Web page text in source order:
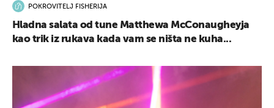
POKROVITELJ FISHERIJA
Hladna salata od tune Matthewa McConaugheyja
kao trik iz rukava kada vam se ništa ne kuha...